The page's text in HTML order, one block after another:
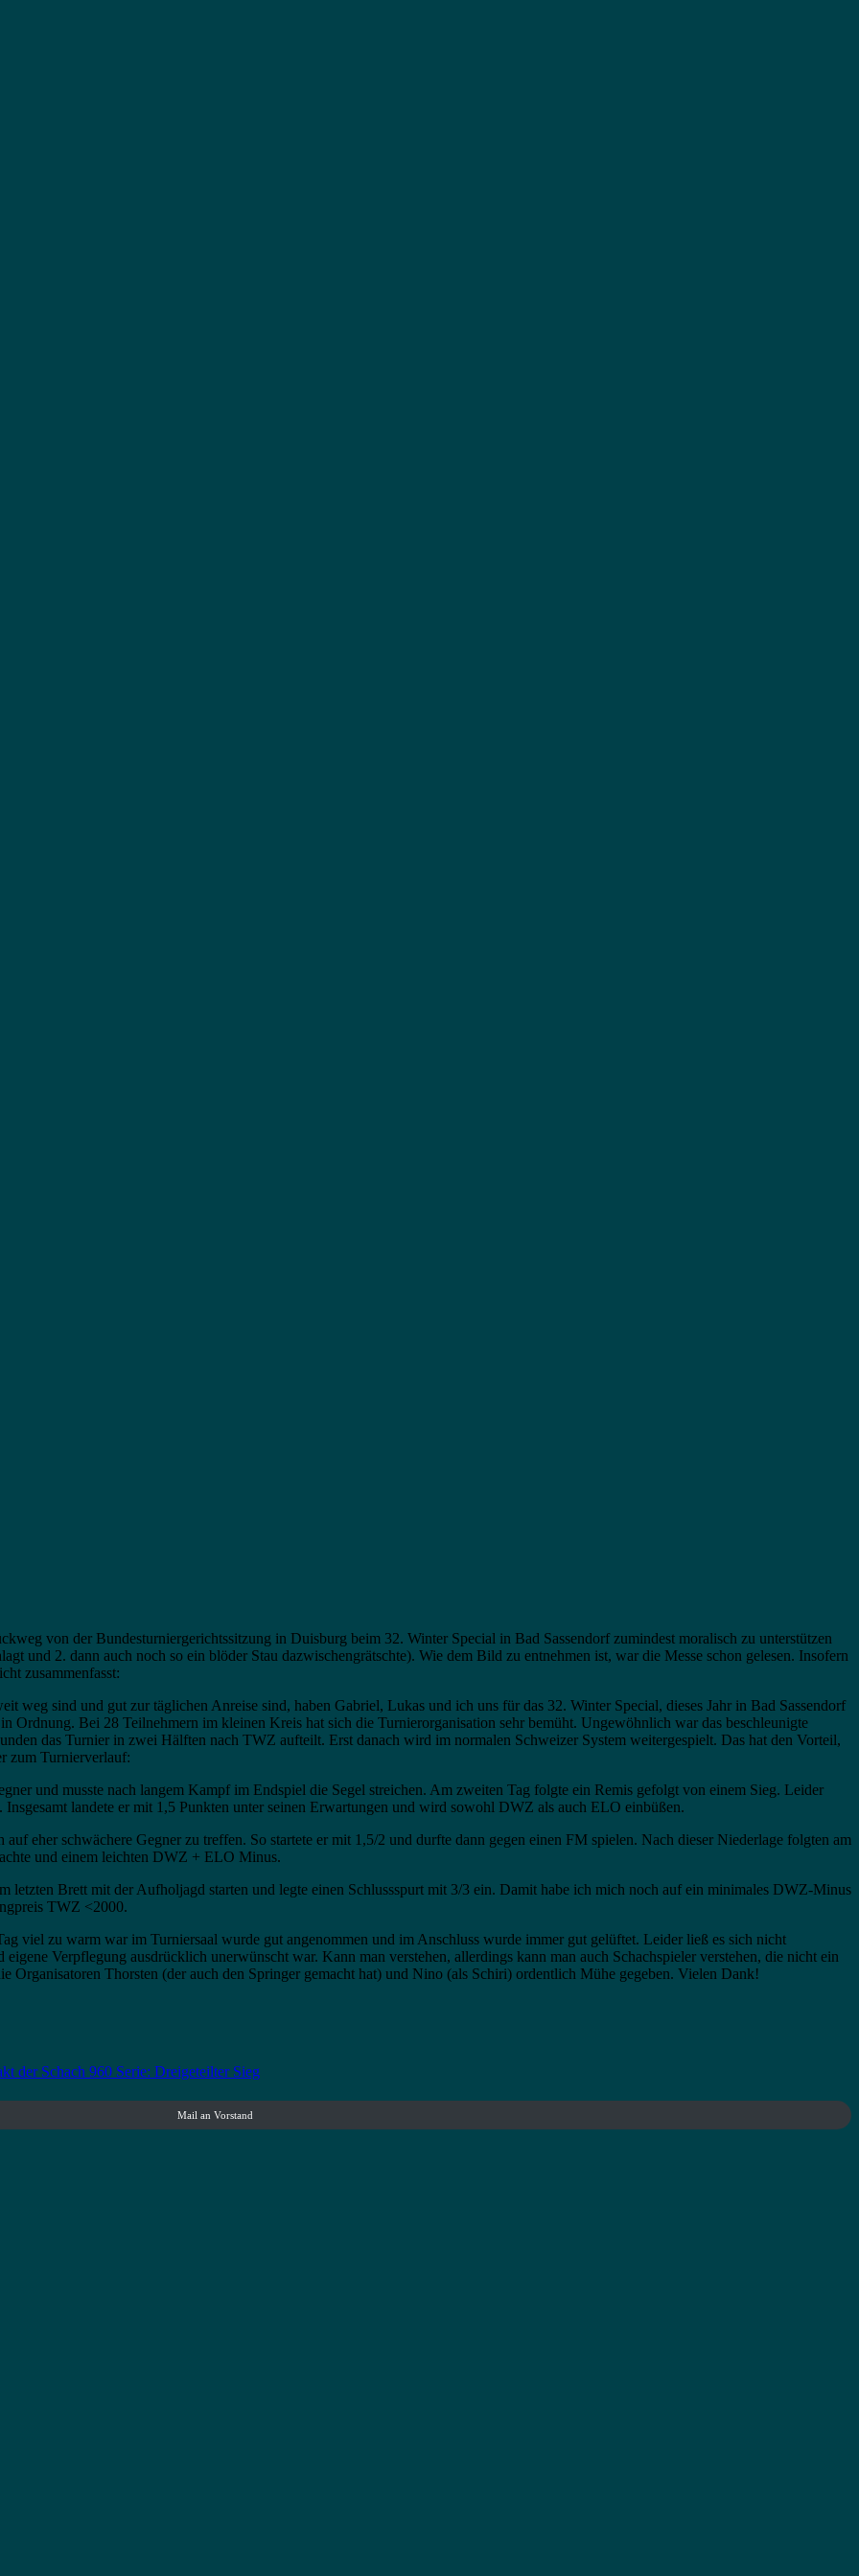
von der Bundesturniergerichtssitzung in Duisburg beim 32. Winter Special in Bad Sassendorf zumindest moralisch zu unterstützen
und 2. dann auch noch so ein blöder Stau dazwischengrätschte). Wie dem Bild zu entnehmen ist, war die Messe schon gelesen. Insofern
zusammenfasst:
weg sind und gut zur täglichen Anreise sind, haben Gabriel, Lukas und ich uns für das 32. Winter Special, dieses Jahr in Bad Sassendorf
Ordnung. Bei 28 Teilnehmern im kleinen Kreis hat sich die Turnierorganisation sehr bemüht. Ungewöhnlich war das beschleunigte
das Turnier in zwei Hälften nach TWZ aufteilt. Erst danach wird im normalen Schweizer System weitergespielt. Das hat den Vorteil,
zum Turnierverlauf:
und musste nach langem Kampf im Endspiel die Segel streichen. Am zweiten Tag folgte ein Remis gefolgt von einem Sieg. Leider
landete er mit 1,5 Punkten unter seinen Erwartungen und wird sowohl DWZ als auch ELO einbüßen.
eher schwächere Gegner zu treffen. So startete er mit 1,5/2 und durfte dann gegen einen FM spielen. Nach dieser Niederlage folgten am
und einem leichten DWZ + ELO Minus.
letzten Brett mit der Aufholjagd starten und legte einen Schlussspurt mit 3/3 ein. Damit habe ich mich noch auf ein minimales DWZ-Minus
TWZ <2000.
viel zu warm war im Turniersaal wurde gut angenommen und im Anschluss wurde immer gut gelüftet. Leider ließ es sich nicht
Verpflegung ausdrücklich unerwünscht war. Kann man verstehen, allerdings kann man auch Schachspieler verstehen, die nicht ein
Organisatoren Thorsten (der auch den Springer gemacht hat) und Nino (als Schiri) ordentlich Mühe gegeben. Vielen Dank!
der Schach 960 Serie: Dreigeteilter Sieg
Mail an Vorstand